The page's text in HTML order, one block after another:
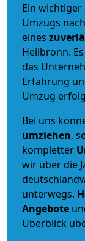
Ein
Umzugs
eines
Heilbronn.
das
Erfahrung
Umzug
Bei uns
umziehen,
kompletter
wir über die
unterwegs.
Angebote
Überblick